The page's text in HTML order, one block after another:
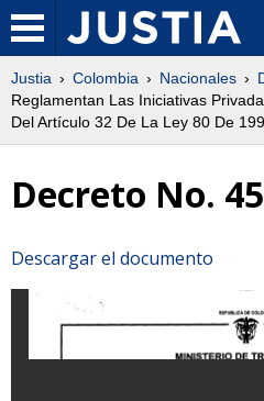
Justia Colombia Nacionales
Reglamentan Las Iniciativas
Del Artículo 32 De La Ley 80 De 199.
Decreto No.
Descargar el documento